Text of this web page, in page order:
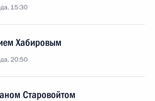
15:30
Хабировым
20:50
Старовойтом